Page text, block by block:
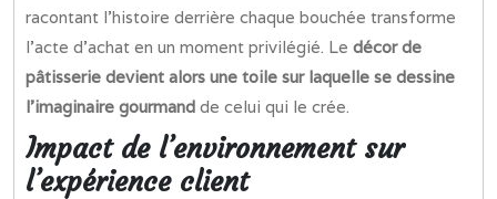
racontant l’histoire derrière chaque bouchée transforme
l’acte d’achat en un moment privilégié. Le décor de
pâtisserie devient alors une toile sur laquelle se dessine
l’imaginaire gourmand de celui qui le crée.
Impact de l’environnement sur
l’expérience client